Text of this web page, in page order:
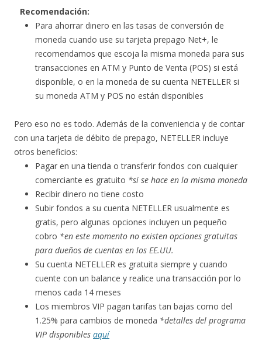
Recomendación:
Para ahorrar dinero en las tasas de conversión de
moneda cuando use su tarjeta prepago Net+, le
recomendamos que escoja la misma moneda para sus
transacciones en ATM y Punto de Venta (POS) si está
disponible, o en la moneda de su cuenta NETELLER si
su moneda ATM y POS no están disponibles
Pero eso no es todo. Además de la conveniencia y de contar
con una tarjeta de débito de prepago, NETELLER incluye
otros beneficios:
Pagar en una tienda o transferir fondos con cualquier
comerciante es gratuito *si se hace en la misma moneda
Recibir dinero no tiene costo
Subir fondos a su cuenta NETELLER usualmente es
gratis, pero algunas opciones incluyen un pequeño
cobro *en este momento no existen opciones gratuitas
para dueños de cuentas en los EE.UU.
Su cuenta NETELLER es gratuita siempre y cuando
cuente con un balance y realice una transacción por lo
menos cada 14 meses
Los miembros VIP pagan tarifas tan bajas como del
1.25% para cambios de moneda *detalles del programa
VIP disponibles aquí